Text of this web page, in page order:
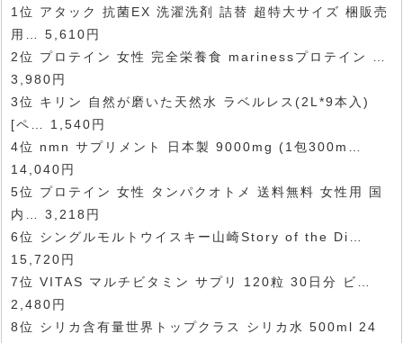
1位 アタック 抗菌EX 洗濯洗剤 詰替 超特大サイズ 梱販売
用… 5,610円
2位 プロテイン 女性 完全栄養食 marinessプロテイン …
3,980円
3位 キリン 自然が磨いた天然水 ラベルレス(2L*9本入)
[ペ… 1,540円
4位 nmn サプリメント 日本製 9000mg (1包300m…
14,040円
5位 プロテイン 女性 タンパクオトメ 送料無料 女性用 国
内… 3,218円
6位 シングルモルトウイスキー山崎Story of the Di…
15,720円
7位 VITAS マルチビタミン サプリ 120粒 30日分 ビ…
2,480円
8位 シリカ含有量世界トップクラス シリカ水 500ml 24